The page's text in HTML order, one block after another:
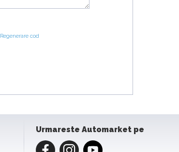
Regenerare cod
Urmareste Automarket pe